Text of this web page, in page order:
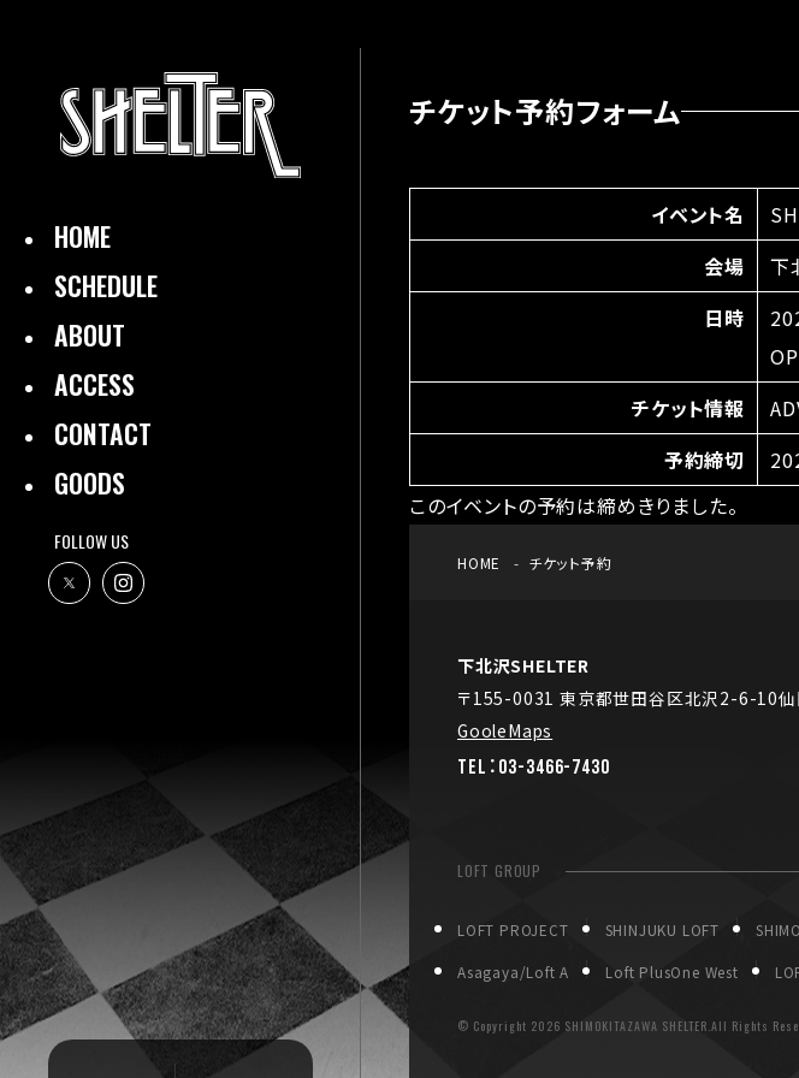
HOME
SCHEDULE
ABOUT
ACCESS
CONTACT
GOODS
FOLLOW US
チケット予約フォーム
イベント名
会場
下
日時
チケット情報
予約締切
このイベントの予約は締めきりました。
HOME チケット予約
下北沢SHELTER
〒155-0031 東京都世田谷区北沢2-6-10仙
GooleMaps
TEL：03-3466-7430
LOFT GROUP
LOFT PROJECT SHINJUKU LOFT
Asagaya/Loft A Loft PlusOne West
© Copyright 2026 SHIMOKITAZAWA SHELTER.All Rights